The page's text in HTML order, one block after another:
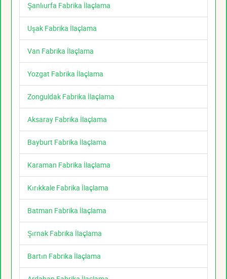
Şanlıurfa Fabrika İlaçlama
Uşak Fabrika İlaçlama
Van Fabrika İlaçlama
Yozgat Fabrika İlaçlama
Zonguldak Fabrika İlaçlama
Aksaray Fabrika İlaçlama
Bayburt Fabrika İlaçlama
Karaman Fabrika İlaçlama
Kırıkkale Fabrika İlaçlama
Batman Fabrika İlaçlama
Şırnak Fabrika İlaçlama
Bartın Fabrika İlaçlama